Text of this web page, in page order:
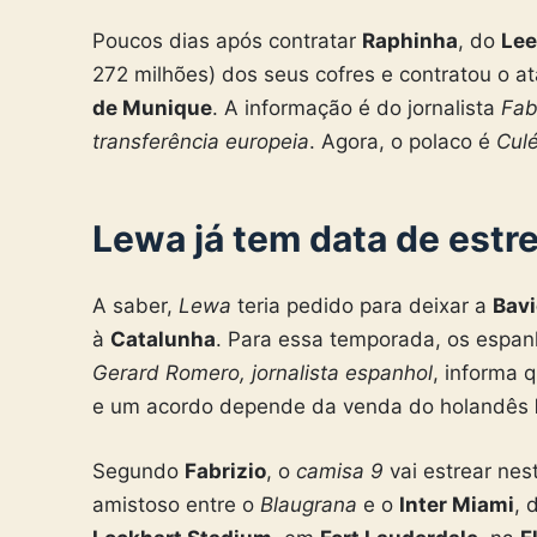
Poucos dias após contratar Raphinha, do
272 milhões) dos seus cofres e contratou o
de Munique. A informação é do jornalista
transferência europeia. Agora, o polaco é
Lewa já tem data de
A saber, Lewa teria pedido para deixar a
à Catalunha. Para essa temporada, os
Gerard Romero, jornalista espanhol, informa
e um acordo depende da venda do holandês
Segundo Fabrizio, o camisa 9 vai estrear
amistoso entre o Blaugrana e o Inter Miami,